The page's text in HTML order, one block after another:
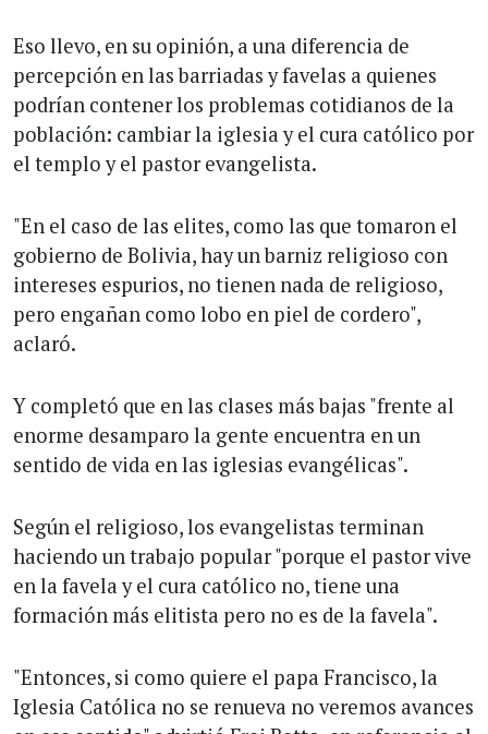
Eso llevo, en su opinión, a una diferencia de
percepción en las barriadas y favelas a quienes
podrían contener los problemas cotidianos de la
población: cambiar la iglesia y el cura católico por
el templo y el pastor evangelista.
"En el caso de las elites, como las que tomaron el
gobierno de Bolivia, hay un barniz religioso con
intereses espurios, no tienen nada de religioso,
pero engañan como lobo en piel de cordero",
aclaró.
Y completó que en las clases más bajas "frente al
enorme desamparo la gente encuentra en un
sentido de vida en las iglesias evangélicas".
Según el religioso, los evangelistas terminan
haciendo un trabajo popular "porque el pastor vive
en la favela y el cura católico no, tiene una
formación más elitista pero no es de la favela".
"Entonces, si como quiere el papa Francisco, la
Iglesia Católica no se renueva no veremos avances